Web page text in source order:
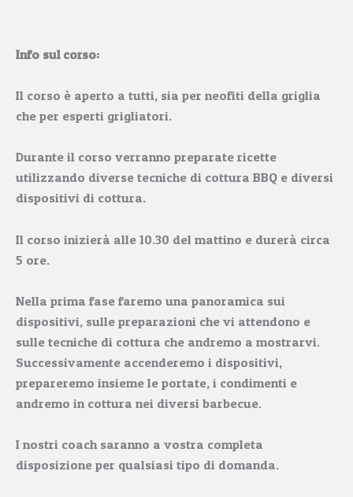
Info sul corso:
Il corso è aperto a tutti, sia per neofiti della griglia
che per esperti grigliatori.
Durante il corso verranno preparate ricette
utilizzando diverse tecniche di cottura BBQ e diversi
dispositivi di cottura.
Il corso inizierà alle 10.30 del mattino e durerà circa
5 ore.
Nella prima fase faremo una panoramica sui
dispositivi, sulle preparazioni che vi attendono e
sulle tecniche di cottura che andremo a mostrarvi.
Successivamente accenderemo i dispositivi,
prepareremo insieme le portate, i condimenti e
andremo in cottura nei diversi barbecue.
I nostri coach saranno a vostra completa
disposizione per qualsiasi tipo di domanda.